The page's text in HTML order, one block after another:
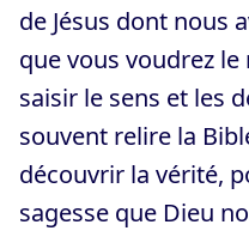
de Jésus dont nous
que vous voudrez
saisir le sens et les
souvent relire la
découvrir la vérité,
sagesse que Dieu